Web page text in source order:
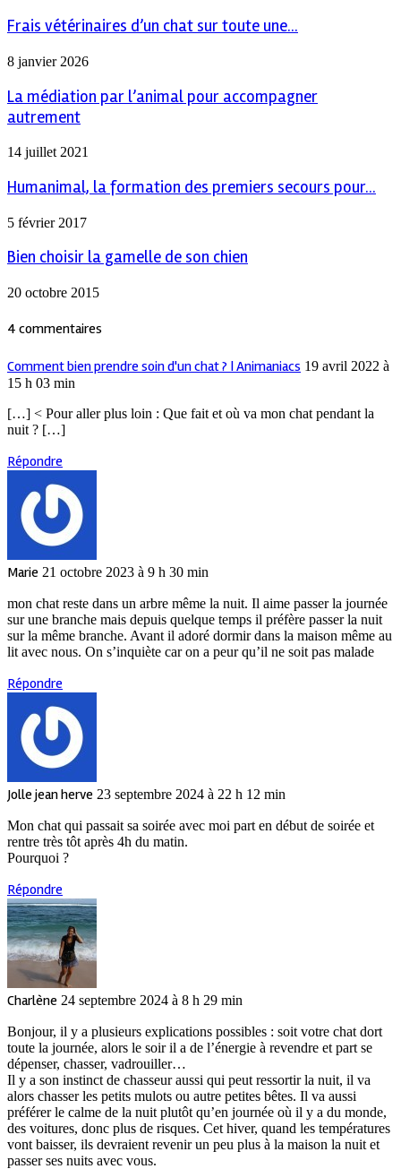
Frais vétérinaires d’un chat sur toute une...
8 janvier 2026
La médiation par l’animal pour accompagner
autrement
14 juillet 2021
Humanimal, la formation des premiers secours pour...
5 février 2017
Bien choisir la gamelle de son chien
20 octobre 2015
4 commentaires
Comment bien prendre soin d'un chat ? | Animaniacs 19 avril 2022 à
15 h 03 min
[…] < Pour aller plus loin : Que fait et où va mon chat pendant la
nuit ? […]
Répondre
Marie 21 octobre 2023 à 9 h 30 min
mon chat reste dans un arbre même la nuit. Il aime passer la journée
sur une branche mais depuis quelque temps il préfère passer la nuit
sur la même branche. Avant il adoré dormir dans la maison même au
lit avec nous. On s’inquiète car on a peur qu’il ne soit pas malade
Répondre
Jolle jean herve 23 septembre 2024 à 22 h 12 min
Mon chat qui passait sa soirée avec moi part en début de soirée et
rentre très tôt après 4h du matin.
Pourquoi ?
Répondre
Charlène 24 septembre 2024 à 8 h 29 min
Bonjour, il y a plusieurs explications possibles : soit votre chat dort
toute la journée, alors le soir il a de l’énergie à revendre et part se
dépenser, chasser, vadrouiller…
Il y a son instinct de chasseur aussi qui peut ressortir la nuit, il va
alors chasser les petits mulots ou autre petites bêtes. Il va aussi
préférer le calme de la nuit plutôt qu’en journée où il y a du monde,
des voitures, donc plus de risques. Cet hiver, quand les températures
vont baisser, ils devraient revenir un peu plus à la maison la nuit et
passer ses nuits avec vous.